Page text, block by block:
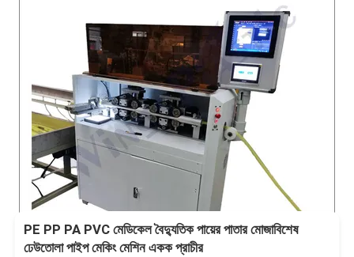
PE PP PA PVC মেডিকেল বৈদ্যুতিক পায়ের পাতার মোজাবিশেষ
ঢেউতোলা পাইপ মেকিং মেশিন একক প্রাচীর